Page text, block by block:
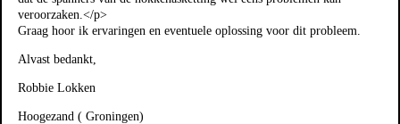
veroorzaken.</p>
Graag hoor ik ervaringen en eventuele oplossing voor dit probleem.
Alvast bedankt,
Robbie Lokken
Hoogezand ( Groningen)